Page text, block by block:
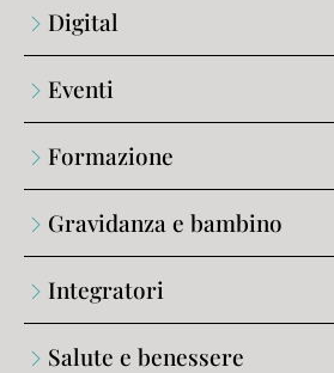
Digital
Eventi
Formazione
Gravidanza e bambino
Integratori
Salute e benessere